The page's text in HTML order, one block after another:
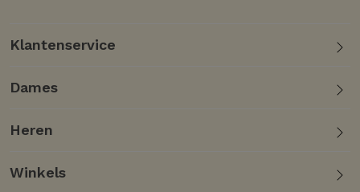
Klantenservice
Dames
Heren
Winkels